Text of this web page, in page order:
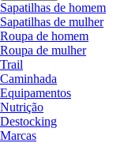
Sapatilhas de homem
Sapatilhas de mulher
Roupa de homem
Roupa de mulher
Trail
Caminhada
Equipamentos
Nutrição
Destocking
Marcas